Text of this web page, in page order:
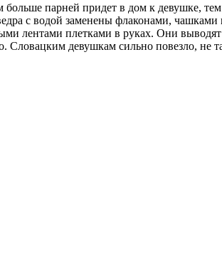
парней придет в дом к девушке,
с водой заменены флаконами,
лентами плетками в руках. Они
Словацким девушкам сильно повезло, не